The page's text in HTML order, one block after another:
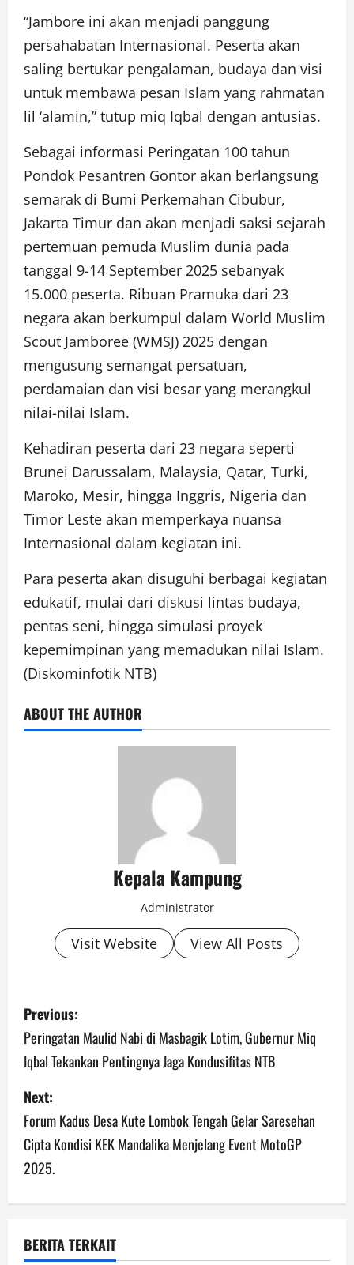
“Jambore ini akan menjadi panggung
persahabatan Internasional. Peserta akan
saling bertukar pengalaman, budaya dan visi
untuk membawa pesan Islam yang rahmatan
lil ‘alamin,” tutup miq Iqbal dengan antusias.
Sebagai informasi Peringatan 100 tahun
Pondok Pesantren Gontor akan berlangsung
semarak di Bumi Perkemahan Cibubur,
Jakarta Timur dan akan menjadi saksi sejarah
pertemuan pemuda Muslim dunia pada
tanggal 9-14 September 2025 sebanyak
15.000 peserta. Ribuan Pramuka dari 23
negara akan berkumpul dalam World Muslim
Scout Jamboree (WMSJ) 2025 dengan
mengusung semangat persatuan,
perdamaian dan visi besar yang merangkul
nilai-nilai Islam.
Kehadiran peserta dari 23 negara seperti
Brunei Darussalam, Malaysia, Qatar, Turki,
Maroko, Mesir, hingga Inggris, Nigeria dan
Timor Leste akan memperkaya nuansa
Internasional dalam kegiatan ini.
Para peserta akan disuguhi berbagai kegiatan
edukatif, mulai dari diskusi lintas budaya,
pentas seni, hingga simulasi proyek
kepemimpinan yang memadukan nilai Islam.
(Diskominfotik NTB)
ABOUT THE AUTHOR
Kepala Kampung
Administrator
Visit Website View All Posts
P
o
s
t
n
a
v
i
Previous:
Peringatan Maulid Nabi di Masbagik Lotim, Gubernur Miq
Iqbal Tekankan Pentingnya Jaga Kondusifitas NTB
Next:
Forum Kadus Desa Kute Lombok Tengah Gelar Saresehan
Cipta Kondisi KEK Mandalika Menjelang Event MotoGP
2025.
BERITA TERKAIT